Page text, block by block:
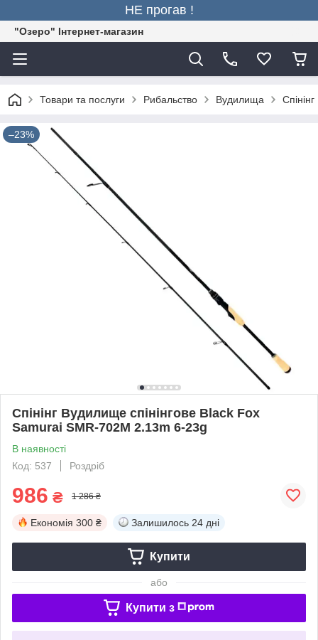
НЕ прогав !
"Озеро" Інтернет-магазин
Товари та послуги Рибальство Вудилища
–23%
Спінінг Вудилище спінінгове Black Fox
Samurai SMR-702M 2.13m 6-23g
В наявності
Код: 537
Роздріб
986 ₴ 1 286 ₴
Економія 300 ₴ Залишилось 24 дні
Купити
або
Купити з